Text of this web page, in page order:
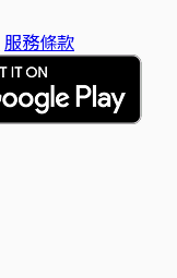
服務條款